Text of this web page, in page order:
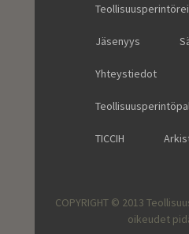
Jäsenyys
Yhteystiedot
TICCIH
COPYRIGHT © 2013
oikeudet